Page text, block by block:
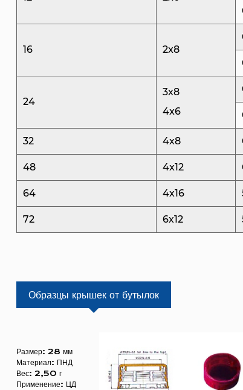
16 2x8
24
3х8
4x6
32 4х8
48 4x12
64 4х16
72 6х12
Образцы крышек от бутылок
Размер: 28 мм
Материал: ПНД
Вес: 2,50 г
Применение: ЦД